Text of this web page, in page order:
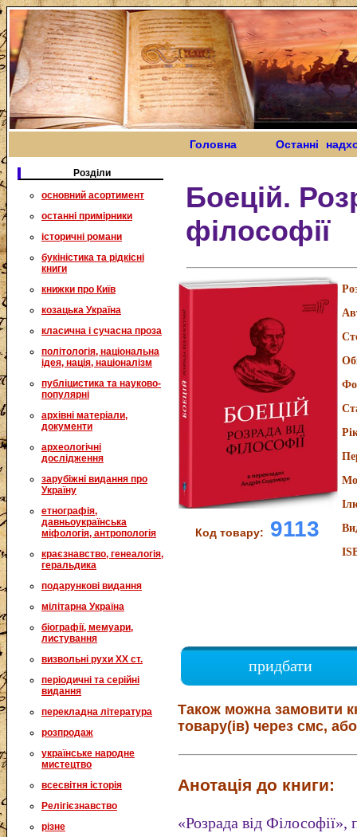
Головна Останні
Розділи
основний асортимент
останні примірники
історичні романи
букіністика та рідкісні
книги
книжки про Київ
козацька Україна
класична і сучасна проза
політологія, національна
ідея, нація, націоналізм
публіцистика та науково-
популярні
архівні матеріали,
документи
археологічні
дослідження
зарубіжні видання про
Україну
етнографія,
давньоукраїнська
міфологія, антропологія
краєзнавство, генеалогія,
геральдика
подарункові видання
мілітарна Україна
біографії, мемуари,
листування
визвольні рухи XX ст.
періодичні та серійні
видання
перекладна література
розпродаж
українське народне
мистецтво
всесвітня історія
Релігієзнавство
різне
Боецій.
філософії
Код товару: 9113
придбати
Також можна замовити
товару(ів) через смс,
Анотація до книги:
«Розрада від